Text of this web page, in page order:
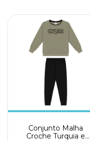
Conjunto Malha
Croche Turquia e